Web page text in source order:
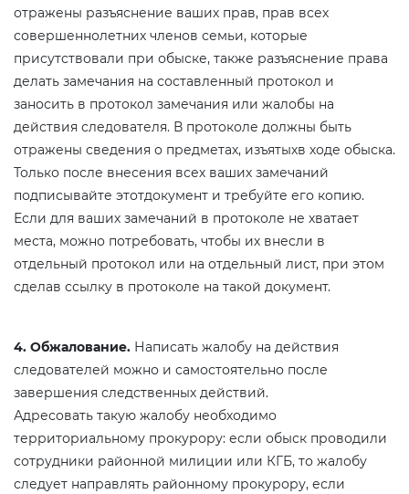
отражены разъяснение ваших прав, прав всех
совершеннолетних членов семьи, которые
присутствовали при обыске, также разъяснение права
делать замечания на составленный протокол и
заносить в протокол замечания или жалобы на
действия следователя. В протоколе должны быть
отражены сведения о предметах, изъятыхв ходе обыска.
Только после внесения всех ваших замечаний
подписывайте этотдокумент и требуйте его копию.
Если для ваших замечаний в протоколе не хватает
места, можно потребовать, чтобы их внесли в
отдельный протокол или на отдельный лист, при этом
сделав ссылку в протоколе на такой документ.
4. Обжалование. Написать жалобу на действия
следователей можно и самостоятельно после
завершения следственных действий.
Адресовать такую жалобу необходимо
территориальному прокурору: если обыск проводили
сотрудники районной милиции или КГБ, то жалобу
следует направлять районному прокурору, если